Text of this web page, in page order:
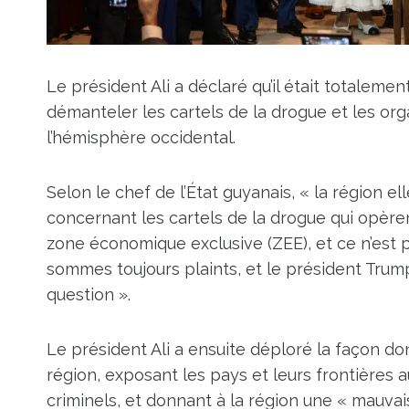
Le président Ali a déclaré qu’il était
démanteler les cartels de la drogue et les
l’hémisphère occidental.
Selon le chef de l’État guyanais, « la région
concernant les cartels de la drogue qui
zone économique exclusive (ZEE), et ce
sommes toujours plaints, et le président
question ».
Le président Ali a ensuite déploré la façon
région, exposant les pays et leurs frontières
criminels, et donnant à la région une «